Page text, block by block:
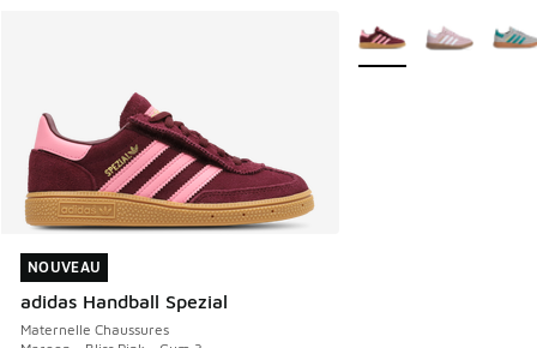
NOUVEAU
adidas Handball Spezial
Maternelle Chaussures
NOUVEAU
Plus de couleurs